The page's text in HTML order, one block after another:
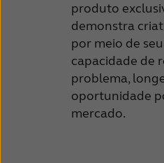
produto
demonstra
por meio de
capacidade de
problema,
oportunidade
mercado.